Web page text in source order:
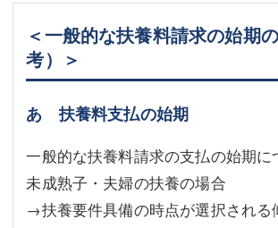
＜一般的な扶養料請求の始期
考）＞
あ 扶養料支払の始期
一般的な扶養料請求の支払の始期に
未成熟子・夫婦の扶養の場合
→扶養要件具備の時点が選択される